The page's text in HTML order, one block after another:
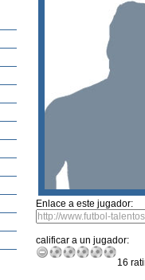
Enlace a este jugador:
calificar a un jugador:
16